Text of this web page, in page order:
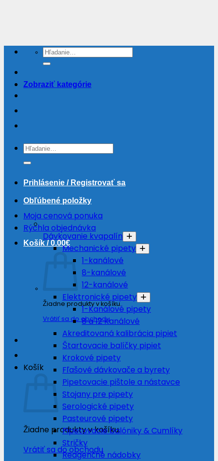
Hľadať:
Prihlásenie / Registrovať sa
Obľúbené položky
Moja cenová ponuka
Rýchla objednávka
Košík /0.00€
Žiadne produkty v košíku.
Vrátiť sa do obchodu
Košík
Žiadne produkty v košíku.
Vrátiť sa do obchodu
Hľadať:
Zobraziť kategórie
Dávkovanie kvapalín
Mechanické pipety
1-kanálové
8-kanálové
12-kanálové
Elektronické pipety
1-Kanálové pipety
8 a 12 Kanálové
Akreditovaná kalibrácia pipiet
Štartovacie balíčky pipiet
Krokové pipety
Fľašové dávkovače a byrety
Pipetovacie pištole a nástavce
Stojany pre pipety
Serologické pipety
Pasteurové pipety
Pipetovacie balóniky & Cumlíky
Stričky
Reagenčné nádobky